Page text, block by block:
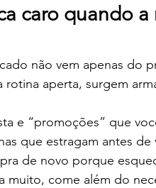
caro quando a
não vem apenas do
aperta, surgem
e “promoções” que
que estragam antes de
de novo porque
muito, come além do